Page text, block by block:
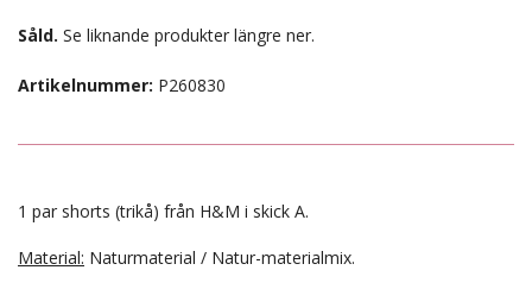
Såld. Se liknande produkter längre ner.
Artikelnummer: P260830
1 par shorts (trikå) från H&M i skick A.
Material: Naturmaterial / Natur-materialmix.